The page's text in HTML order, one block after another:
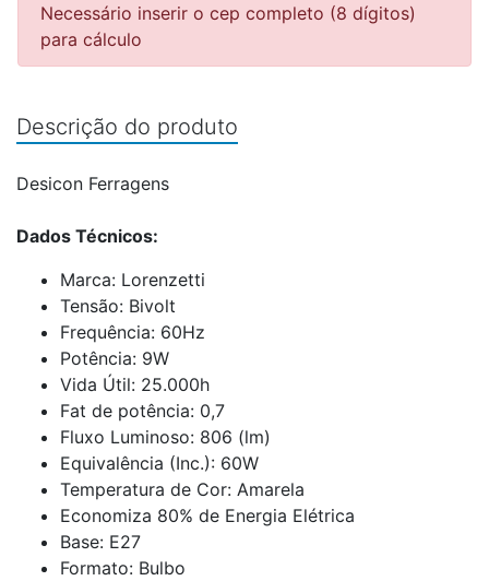
Necessário inserir o cep completo (8 dígitos)
para cálculo
Descrição do produto
Desicon Ferragens
Dados Técnicos:
Marca: Lorenzetti
Tensão: Bivolt
Frequência: 60Hz
Potência: 9W
Vida Útil: 25.000h
Fat de potência: 0,7
Fluxo Luminoso: 806 (lm)
Equivalência (Inc.): 60W
Temperatura de Cor: Amarela
Economiza 80% de Energia Elétrica
Base: E27
Formato: Bulbo